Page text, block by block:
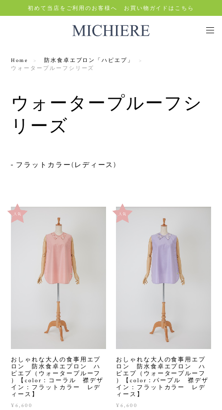
初めて当店をご利用のお客様へ お買い物ガイドはこちら
Home
防水食卓エプロン「ハピエプ」
ウォータープルーフシリーズ
ウォータープルーフシ
リーズ
フラットカラー(レディース)
おしゃれな大人の食事用エプ
ロン 防水食卓エプロン ハ
ピエプ（ウォータープルーフ
）【color：コーラル 襟デザ
イン：フラットカラー レデ
ィース】
¥6,600
おしゃれな大人の食事用エプ
ロン 防水食卓エプロン ハ
ピエプ（ウォータープルーフ
）【color：パープル 襟デザ
イン：フラットカラー レデ
ィース】
¥6,600